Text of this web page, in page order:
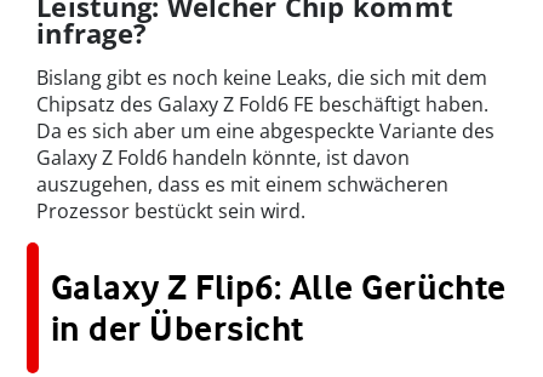
infrage?
Bislang gibt es noch keine Leaks, die sich mit dem
Chipsatz des Galaxy Z Fold6 FE beschäftigt haben.
Da es sich aber um eine abgespeckte Variante des
Galaxy Z Fold6 handeln könnte, ist davon
auszugehen, dass es mit einem schwächeren
Prozessor bestückt sein wird.
Galaxy Z Flip6: Alle Gerüchte
in der Übersicht